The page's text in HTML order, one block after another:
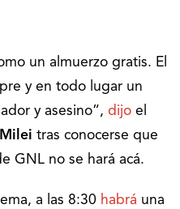
un almuerzo gratis. El
y en todo lugar un
y asesino”, dijo el
tras conocerse que
GNL no se hará acá.
a las 8:30 habrá una